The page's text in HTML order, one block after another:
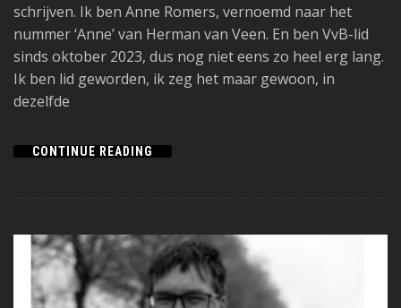
schrijven. Ik ben Anne Romers, vernoemd naar het
nummer ‘Anne’ van Herman van Veen. En ben VvB-lid
sinds oktober 2023, dus nog niet eens zo heel erg lang.
Ik ben lid geworden, ik zeg het maar gewoon, in
dezelfde
CONTINUE READING